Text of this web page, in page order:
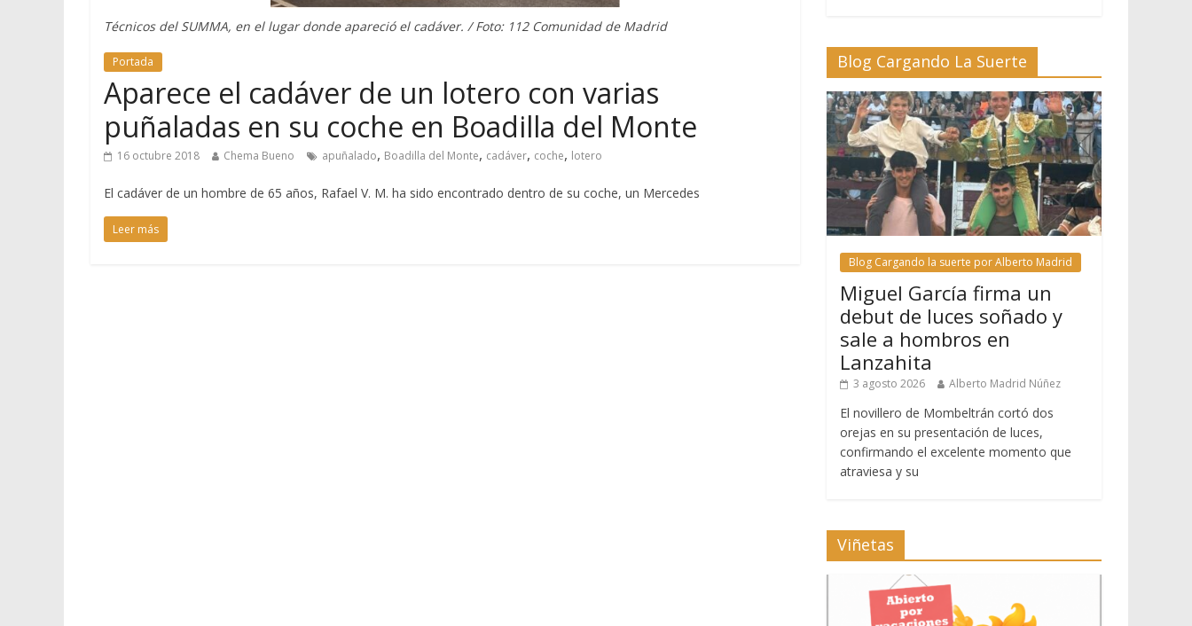
Técnicos del SUMMA, en el lugar donde apareció el cadáver. / Foto: 112 Comunidad de Madrid
Portada
Aparece el cadáver de un lotero con varias
puñaladas en su coche en Boadilla del Monte
16 octubre 2018 Chema Bueno apuñalado, Boadilla del Monte, cadáver, coche, lotero
El cadáver de un hombre de 65 años, Rafael V. M. ha sido encontrado dentro de su coche, un Mercedes
Leer más
Blog Cargando La Suerte
Blog Cargando la suerte por Alberto Madrid
Miguel García firma un
debut de luces soñado y
sale a hombros en
Lanzahita
3 agosto 2026 Alberto Madrid Núñez
El novillero de Mombeltrán cortó dos
orejas en su presentación de luces,
confirmando el excelente momento que
atraviesa y su
Viñetas